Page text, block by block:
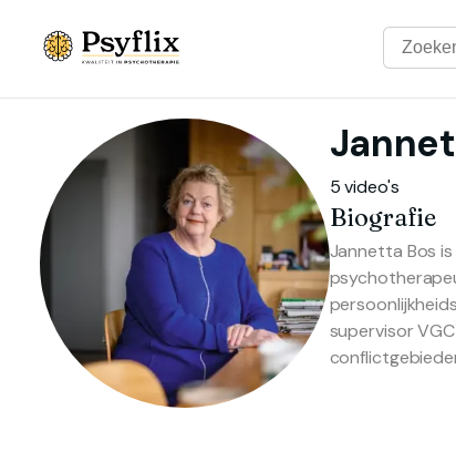
5 video's
Biografie
Jannetta Bos
supervisor